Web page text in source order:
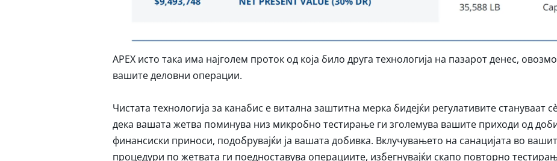
APEX исто така има најголем проток од која било друга технологија на пазарот денес,
вашите деловни операции.
Чистата технологија за канабис е витална заштитна мерка бидејќи регулативите стануваат
дека вашата жетва поминува низ микробно тестирање ги зголемува вашите приходи од
финансиски приноси, подобрувајќи ја вашата добивка. Вклучувањето на санацијата во
процедури по жетвата ги поедноставува операциите, избегнувајќи скапо повторно